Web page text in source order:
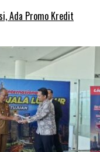
Ada Promo Kredit